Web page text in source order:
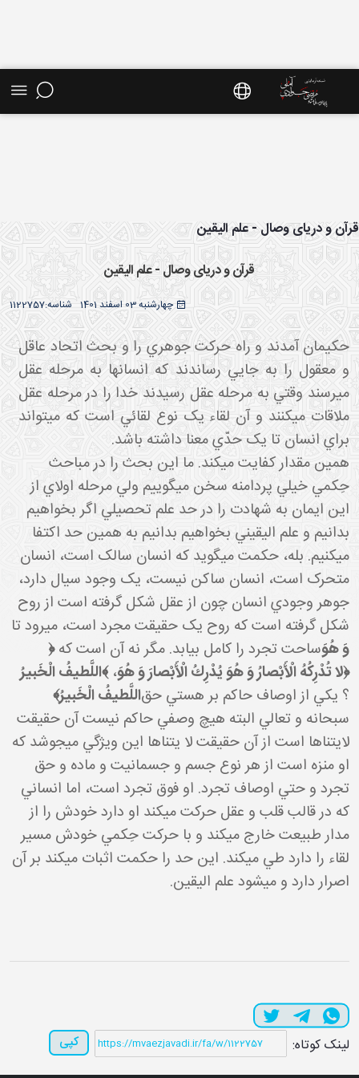
موضوعی - سایت استاد مرتضی جوادی آملی
و دریای وصال - علم الیقین
قرآن و دریای وصال - علم الیقین
چهارشنبه 03 اسفند 1401 1122757شناسه:
حکيمان آمدند و راه حرکت جوهري را و بحث اتحاد عاقل
و معقول را به جايي رساندند که انسان ها به مرحله عقل
مي رسند وقتي به مرحله عقل رسيدند خدا را در مرحله عقل
ملاقات مي کنند و آن لقاء يک نوع لقائي است که مي تواند
براي انسان تا يک حدّي معنا داشته باشد.
همين مقدار کفايت مي کند. ما اين بحث را در مباحث
حِکمي خيلي پردامنه سخن مي گوييم ولي مرحله اولاي از
اين ايمان به شهادت را در حد علم تحصيلي اگر بخواهيم
بدانيم و علم اليقيني بخواهيم بدانيم به همين حد اکتفا
مي کنيم. بله، حکمت مي گويد که انسان سالک است، انسان
متحرک است، انسان ساکن نيست، يک وجود سيال دارد،
جوهر وجودي انسان چون از عقل شکل گرفته است از روح
شکل گرفته است که روح يک حقيقت مجرد است، مي رود تا
ساحت تجرد را کامل بيابد. مگر نه آن است که﴿
وَ هُوَ
اللَّطيفُ الْخَبيرُ ﴾،﴿لا تُدْرِكُهُ الْأَبْصارُ وَ هُوَ يُدْرِكُ الْأَبْصارَ وَ هُوَ
اللَّطيفُ الْخَبيرُ﴾؟ يکي از اوصاف حاکم بر هستي حق
سبحانه و تعالي البته هيچ وصفي حاکم نيست آن حقيقت
لايتناها است از آن حقيقت لا يتناها اين ويژگي مي جوشد که
او منزه است از هر نوع جسم و جسمانيت و ماده و حق
تجرد و حتي اوصاف تجرد. او فوق تجرد است، اما انساني
که در قالب قلب و عقل حرکت مي کند او دارد خودش را از
مدار طبيعت خارج مي کند و با حرکت حِکمي خودش مسير
لقاء را دارد طي مي کند. اين حد را حکمت اثبات مي کند بر آن
اصرار دارد و مي شود علم اليقين.
لینک کوتاه: کپی